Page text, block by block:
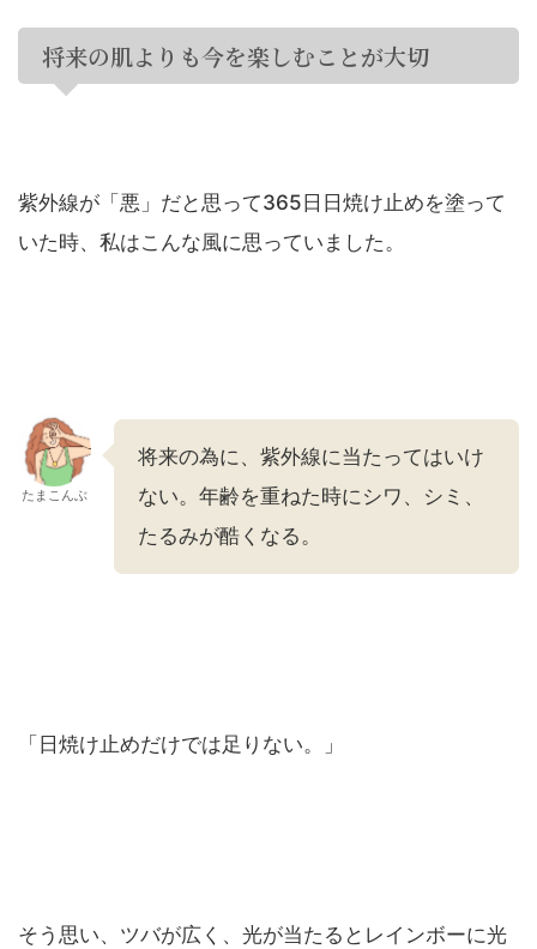
将来の肌よりも今を楽しむことが大切
紫外線が「悪」だと思って365日日焼け止めを塗って
いた時、私はこんな風に思っていました。
たまこんぶ
将来の為に、紫外線に当たってはいけ
ない。年齢を重ねた時にシワ、シミ、
たるみが酷くなる。
「日焼け止めだけでは足りない。」
そう思い、ツバが広く、光が当たるとレインボーに光